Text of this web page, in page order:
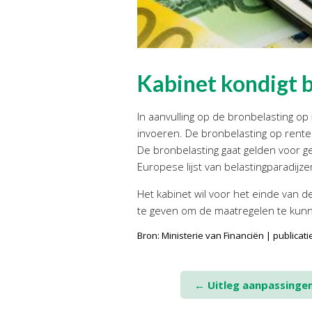
Kabinet kondigt
In aanvulling op de bronbelasting
invoeren. De bronbelasting op
De bronbelasting gaat gelden voor
Europese lijst van
Het kabinet wil voor het einde van
te geven om de maatregelen te
Bron: Ministerie van Financiën |
← Uitleg